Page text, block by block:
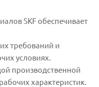
SKF обеспечивает
требований и
условиях.
производственной
характеристик.